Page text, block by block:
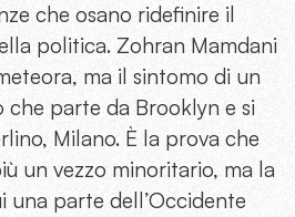
che osano ridefinire il
politica. Zohran Mamdani
ma il sintomo di un
parte da Brooklyn e si
Milano. È la prova che
un vezzo minoritario, ma la
una parte dell’Occidente